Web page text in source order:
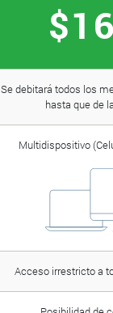
Se debitará todos los
hasta que de
Multidispositivo
Acceso irrestricto a